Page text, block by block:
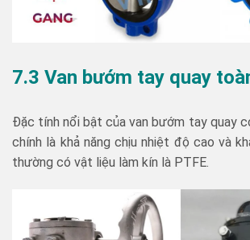
7.3 Van bướm tay quay
Đặc tính nổi bật của van bướm tay quay
chính là khả năng chịu nhiệt độ cao và
thường có vật liệu làm kín là PTFE.